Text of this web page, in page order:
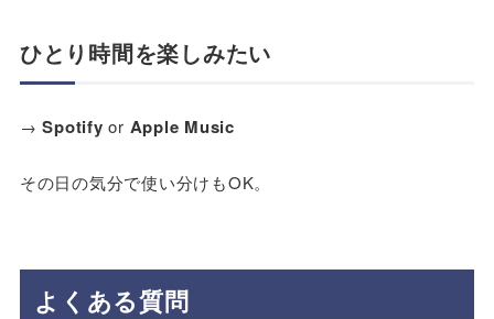
ひとり時間を楽しみたい
→Spotify or Apple Music
その日の気分で使い分けもOK。
よくある質問